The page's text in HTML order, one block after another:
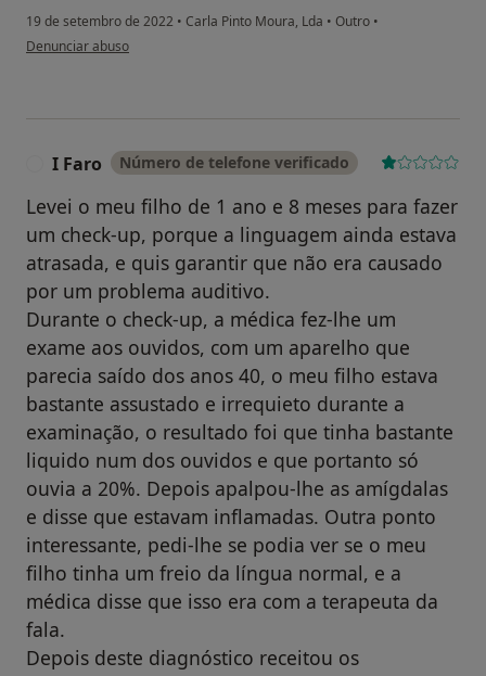
19 de setembro de 2022 • Carla Pinto Moura, Lda • Outro •
na opinião do utilizador Rt
Denunciar abuso
I Faro Número de telefone verificado
Levei o meu filho de 1 ano e 8 meses para fazer
um check-up, porque a linguagem ainda estava
atrasada, e quis garantir que não era causado
por um problema auditivo.
Durante o check-up, a médica fez-lhe um
exame aos ouvidos, com um aparelho que
parecia saído dos anos 40, o meu filho estava
bastante assustado e irrequieto durante a
examinação, o resultado foi que tinha bastante
liquido num dos ouvidos e que portanto só
ouvia a 20%. Depois apalpou-lhe as amígdalas
e disse que estavam inflamadas. Outra ponto
interessante, pedi-lhe se podia ver se o meu
filho tinha um freio da língua normal, e a
médica disse que isso era com a terapeuta da
fala.
Depois deste diagnóstico receitou os